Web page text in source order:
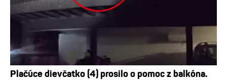
Plačúce dievčatko (4) prosilo o pomoc z balkóna.